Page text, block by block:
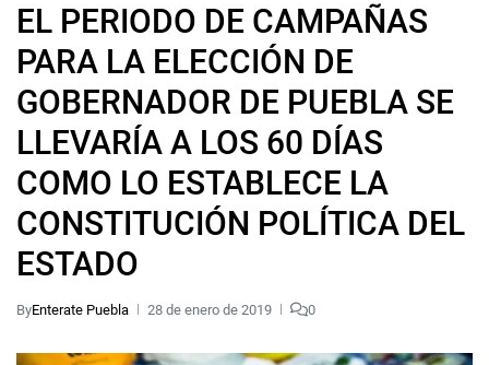
EL PERIODO DE CAMPAÑAS
PARA LA ELECCIÓN DE
GOBERNADOR DE PUEBLA SE
LLEVARÍA A LOS 60 DÍAS
COMO LO ESTABLECE LA
CONSTITUCIÓN POLÍTICA DEL
ESTADO
ByEnterate Puebla 28 de enero de 2019 0